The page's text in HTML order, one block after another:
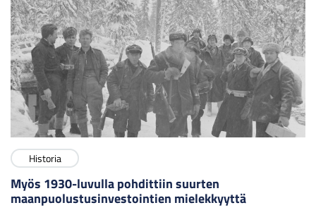
Historia
Myös 1930-luvulla pohdittiin suurten
maanpuolustusinvestointien mielekkyyttä